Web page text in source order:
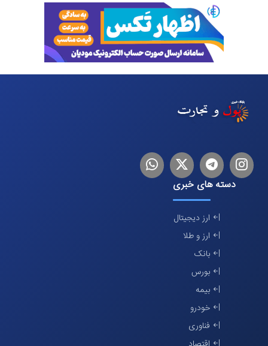
اینستاگرام
تلگرام توییترلینکدین
دسته های خبری
ارز دیجیتال
ارز و طلا
بانک
بورس
بیمه
خودرو
فناوری